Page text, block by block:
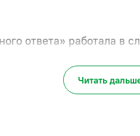
ответа» работала в
Читать